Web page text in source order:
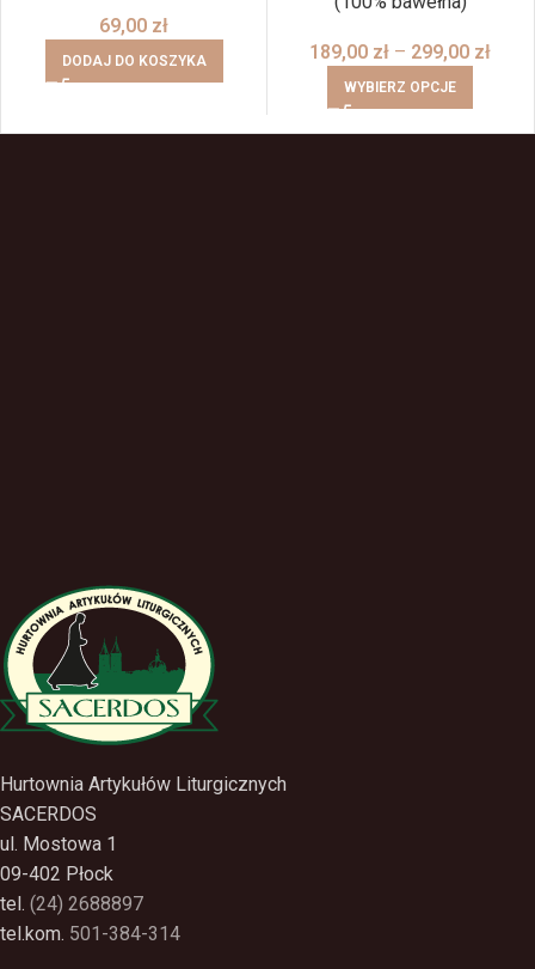
69,00 zł
DODAJ DO KOSZYKA 189,00 zł – 299,00 zł
WYBIERZ OPCJE
Hurtownia Artykułów Liturgicznych
SACERDOS
ul. Mostowa 1
09-402 Płock
tel. (24) 2688897
tel.kom. 501-384-314